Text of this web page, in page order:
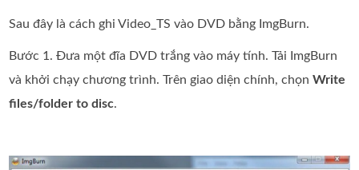
Sau đây là cách ghi Video_TS vào DVD bằng ImgBurn.
Bước 1. Đưa một đĩa DVD trắng vào máy tính. Tải ImgBurn
và khởi chạy chương trình. Trên giao diện chính, chọnWrite
files/folder to disc.